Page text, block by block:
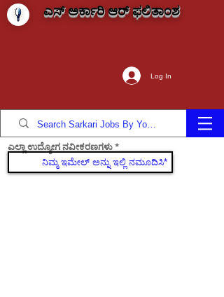
ಎಸ್ ಅರ್ಕಾರಿ ಆರ್ ಫಲಿತಾಂಶ
Log In
ಎಲ್ಲಾ ಉದ್ಯೋಗ ನವೀಕರಣಗಳು ಸೇರಿಕೊಳ್ಳಿ